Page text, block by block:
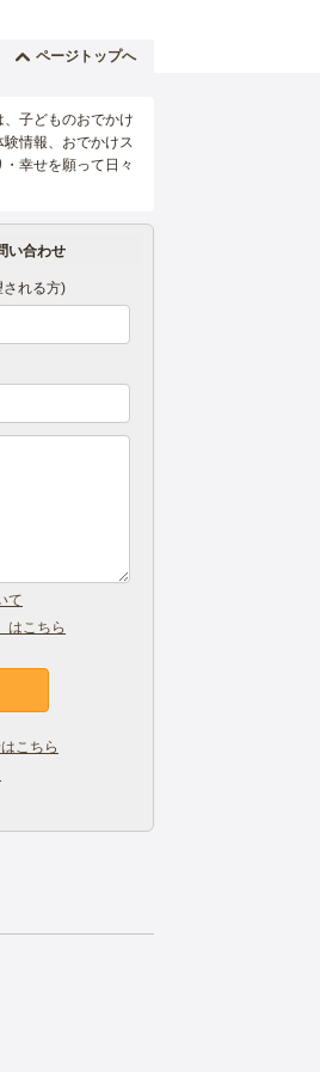
ページトップへ
子どものおでかけ
情報、おでかけス
幸せを願って日々
い合わせ
される方)
て
はこちら
こちら